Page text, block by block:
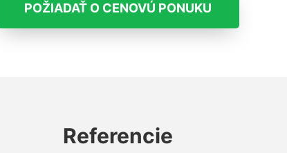
POŽIADAŤ O CENOVÚ PONUKU
Referencie